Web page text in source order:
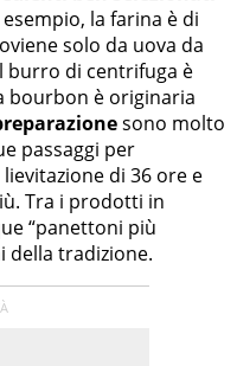
la farina è di
solo da uova da
burro di centrifuga è
bourbon è originaria
sono molto
passaggi per
di 36 ore e
Tra i prodotti in
“panettoni più
della tradizione.